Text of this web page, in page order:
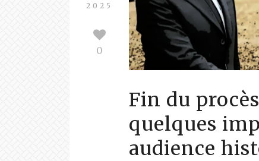
2025
0
Fin du
quelques
audience